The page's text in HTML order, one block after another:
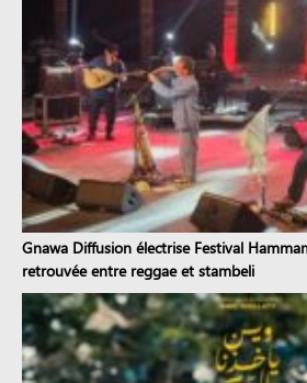
Gnawa Diffusion électrise Festival
retrouvée entre reggae et stambeli